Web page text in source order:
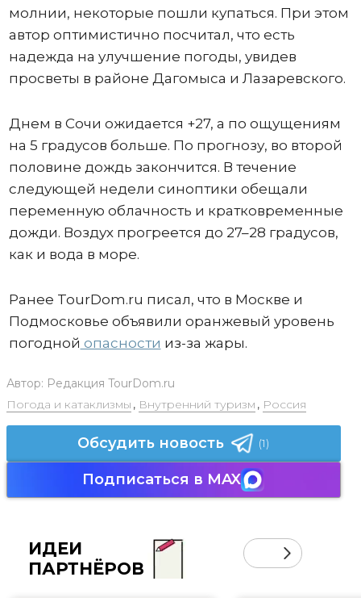
молнии, некоторые пошли купаться. При этом
автор оптимистично посчитал, что есть
надежда на улучшение погоды, увидев
просветы в районе Дагомыса и Лазаревского.
Днем в Сочи ожидается +27, а по ощущениям
на 5 градусов больше. По прогнозу, во второй
половине дождь закончится. В течение
следующей недели синоптики обещали
переменную облачность и кратковременные
дожди. Воздух прогреется до 27–28 градусов,
как и вода в море.
Ранее TourDom.ru писал, что в Москве и
Подмосковье объявили оранжевый уровень
погодной опасности из-за жары.
Автор: Редакция TourDom.ru
Погода и катаклизмы , Внутренний туризм , Россия
Обсудить новость (1)
Подписаться в MAX
ИДЕИ
ПАРТНЁРОВ